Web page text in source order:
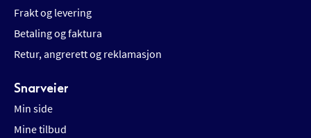
Frakt og levering
Betaling og faktura
Retur, angrerett og reklamasjon
Snarveier
Min side
Mine tilbud